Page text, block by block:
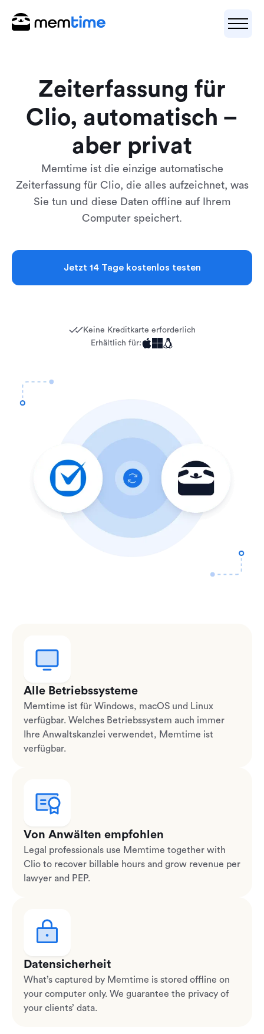
Zeiterfassung für
Clio, automatisch –
aber privat
Memtime ist die einzige automatische
Zeiterfassung für Clio, die alles aufzeichnet, was
Sie tun und diese Daten offline auf Ihrem
Computer speichert.
Jetzt 14 Tage kostenlos testen
Keine Kreditkarte erforderlich
Erhältlich für:
Alle Betriebssysteme
Memtime ist für Windows, macOS und Linux
verfügbar. Welches Betriebssystem auch immer
Ihre Anwaltskanzlei verwendet, Memtime ist
verfügbar.
Von Anwälten empfohlen
Legal professionals use Memtime together with
Clio to recover billable hours and grow revenue per
lawyer and PEP.
Datensicherheit
What’s captured by Memtime is stored offline on
your computer only. We guarantee the privacy of
your clients’ data.